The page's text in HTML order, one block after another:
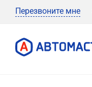
Перезвоните мне